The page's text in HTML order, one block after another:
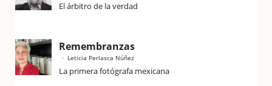
El árbitro de la verdad
Remembranzas
Leticia Perlasca Núñez
La primera fotógrafa mexicana